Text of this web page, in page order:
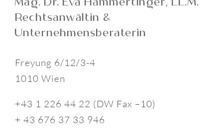
Rechtsanwältin &
Unternehmensberaterin
Freyung 6/12/3-4
1010 Wien
+43 1 226 44 22 (DW Fax –10)
+ 43 676 37 33 946